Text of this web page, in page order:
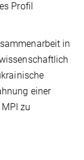
Profil
in
einer
zu